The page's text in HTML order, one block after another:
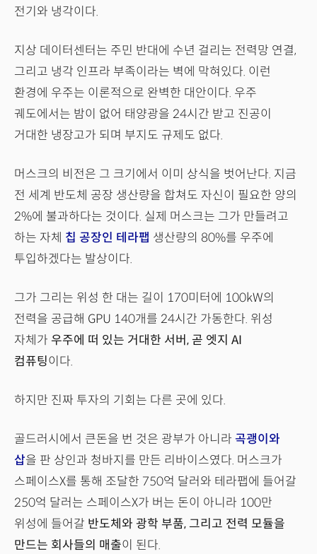
전기와 냉각이다.
지상 데이터센터는 주민 반대에 수년 걸리는 전력망 연결,
그리고 냉각 인프라 부족이라는 벽에 막혀있다. 이런
환경에 우주는 이론적으로 완벽한 대안이다. 우주
궤도에서는 밤이 없어 태양광을 24시간 받고 진공이
거대한 냉장고가 되며 부지도 규제도 없다.
머스크의 비전은 그 크기에서 이미 상식을 벗어난다. 지금
전 세계 반도체 공장 생산량을 합쳐도 자신이 필요한 양의
2%에 불과하다는 것이다. 실제 머스크는 그가 만들려고
하는 자체 칩 공장인 테라팹 생산량의 80%를 우주에
투입하겠다는 발상이다.
그가 그리는 위성 한 대는 길이 170미터에 100kW의
전력을 공급해 GPU 140개를 24시간 가동한다. 위성
자체가 우주에 떠 있는 거대한 서버, 곧 엣지 AI
컴퓨팅이다.
하지만 진짜 투자의 기회는 다른 곳에 있다.
골드러시에서 큰돈을 번 것은 광부가 아니라 곡괭이와
삽을 판 상인과 청바지를 만든 리바이스였다. 머스크가
스페이스X를 통해 조달한 750억 달러와 테라팹에 들어갈
250억 달러는 스페이스X가 버는 돈이 아니라 100만
위성에 들어갈 반도체와 광학 부품, 그리고 전력 모듈을
만드는 회사들의 매출이 된다.